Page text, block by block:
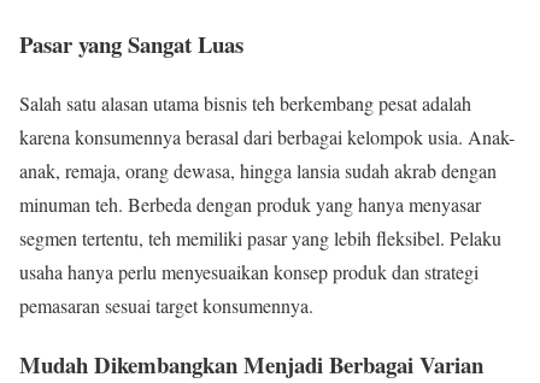
Pasar yang Sangat Luas
Salah satu alasan utama bisnis teh berkembang pesat adalah
karena konsumennya berasal dari berbagai kelompok usia. Anak-
anak, remaja, orang dewasa, hingga lansia sudah akrab dengan
minuman teh. Berbeda dengan produk yang hanya menyasar
segmen tertentu, teh memiliki pasar yang lebih fleksibel. Pelaku
usaha hanya perlu menyesuaikan konsep produk dan strategi
pemasaran sesuai target konsumennya.
Mudah Dikembangkan Menjadi Berbagai Varian